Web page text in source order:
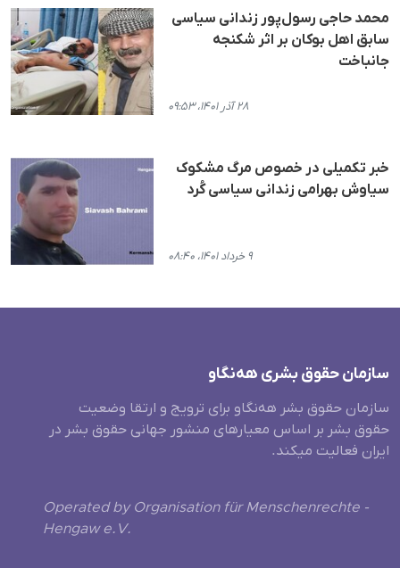
محمد حاجی رسول‌پور زندانی سیاسی
سابق اهل بوکان بر اثر شکنجه
جانباخت
۲۸ آذر ۱۴۰۱، ۰۹:۵۳
خبر تکمیلی در خصوص مرگ مشکوک
سیاوش بهرامی زندانی سیاسی کُرد
۹ خرداد ۱۴۰۱، ۰۸:۴۰
سازمان حقوق بشری هەنگاو
سازمان حقوق بشر هه‌نگاو برای ترویج و ارتقا وضعیت
حقوق بشر بر اساس معیارهای منشور جهانی حقوق بشر در
ایران فعالیت میکند.
Operated by Organisation für Menschenrechte -
Hengaw e.V.